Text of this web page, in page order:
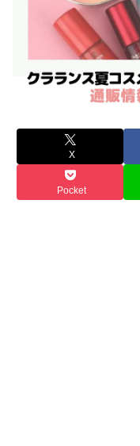
X
Pocket